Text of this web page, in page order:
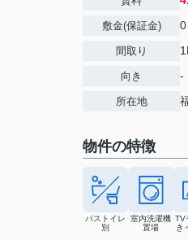
敷金(保証金)
間取り
向き -
所在地
物件の特徴
バストイレ
別
室内洗濯機
置場
TV
き